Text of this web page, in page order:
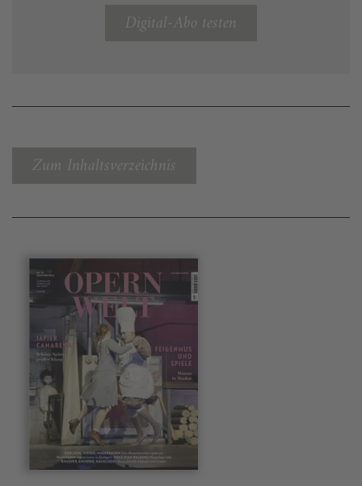
Digital-Abo testen
Zum Inhaltsverzeichnis